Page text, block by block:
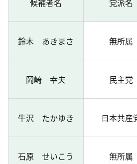
候補者名 党派名
鈴木 あきまさ 無所属
岡崎 幸夫 民主党
牛沢 たかゆき 日本共産
石原 せいこう 無所属